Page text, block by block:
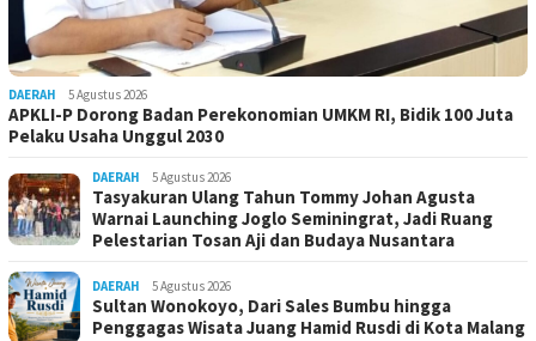
DAERAH 5 Agustus 2026
APKLI-P Dorong Badan Perekonomian UMKM RI, Bidik 100 Juta
Pelaku Usaha Unggul 2030
DAERAH 5 Agustus 2026
Tasyakuran Ulang Tahun Tommy Johan Agusta
Warnai Launching Joglo Seminingrat, Jadi Ruang
Pelestarian Tosan Aji dan Budaya Nusantara
DAERAH 5 Agustus 2026
Sultan Wonokoyo, Dari Sales Bumbu hingga
Penggagas Wisata Juang Hamid Rusdi di Kota Malang